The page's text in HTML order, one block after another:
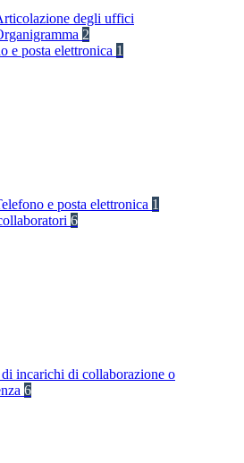
degli uffici
2
e posta elettronica 1
e posta elettronica 1
6
incarichi di collaborazione o
6